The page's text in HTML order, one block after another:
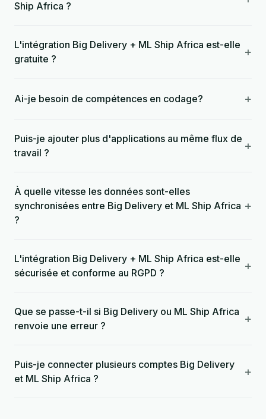
Ship Africa ?
L'intégration Big Delivery + ML Ship Africa est-elle
gratuite ?
+
Ai-je besoin de compétences en codage? +
Puis-je ajouter plus d'applications au même flux de
travail ?
+
À quelle vitesse les données sont-elles
synchronisées entre Big Delivery et ML Ship Africa
?
+
L'intégration Big Delivery + ML Ship Africa est-elle
sécurisée et conforme au RGPD ?
+
Que se passe-t-il si Big Delivery ou ML Ship Africa
renvoie une erreur ?
+
Puis-je connecter plusieurs comptes Big Delivery
et ML Ship Africa ?
+